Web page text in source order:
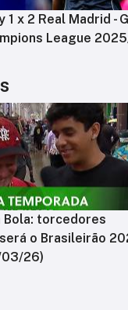
1 x 2 Real Madrid -
League
Bola: torcedores
o Brasileirão
03/26)